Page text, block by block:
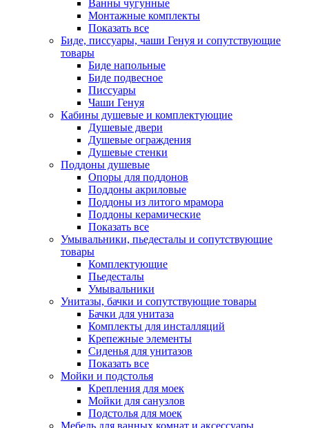
Ванны чугунные
Монтажные комплекты
Показать все
Биде, писсуары, чаши Генуя и сопутствующие
товары
Биде напольные
Биде подвесное
Писсуары
Чаши Генуя
Кабины душевые и комплектующие
Душевые двери
Душевые ограждения
Душевые стенки
Поддоны душевые
Опоры для поддонов
Поддоны акриловые
Поддоны из литого мрамора
Поддоны керамические
Показать все
Умывальники, пьедесталы и сопутствующие
товары
Комплектующие
Пьедесталы
Умывальники
Унитазы, бачки и сопутствующие товары
Бачки для унитаза
Комплекты для инсталляций
Крепежные элементы
Сиденья для унитазов
Показать все
Мойки и подстолья
Крепления для моек
Мойки для санузлов
Подстолья для моек
Мебель для ванных комнат и аксессуары